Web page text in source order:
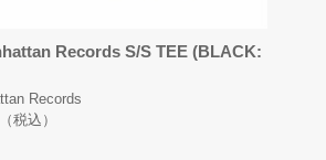
Records S/S TEE (BLACK:
Records
（税込）